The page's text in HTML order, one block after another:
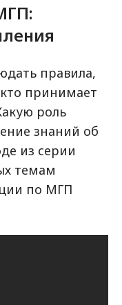
правила,
принимает
роль
знаний об
из серии
темам
по МГП